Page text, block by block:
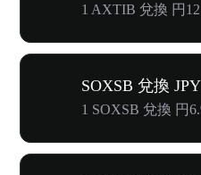
1 AXTIB 兌換 円
SOXSB 兌換 JPY
1 SOXSB 兌換 円